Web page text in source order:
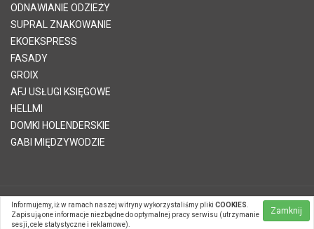
ODNAWIANIE ODZIEŻY
SUPRAL ZNAKOWANIE
EKOEKSPRESS
FASADY
GROIX
AFJ USŁUGI KSIĘGOWE
HELLMI
DOMKI HOLENDERSKIE
GABI MIĘDZYWODZIE
© 2026 Telvinet Sp. z o.o. | Kopiowanie treści zabronione |
Systemy CMS Telvinet.pl
Zamknij
Informujemy, iż w ramach naszej witryny wykorzystaliśmy pliki COOKIES
Zapisują one informacje niezbędne do optymalnej pracy serwisu (utrzymanie
sesji, cele statystyczne i reklamowe).